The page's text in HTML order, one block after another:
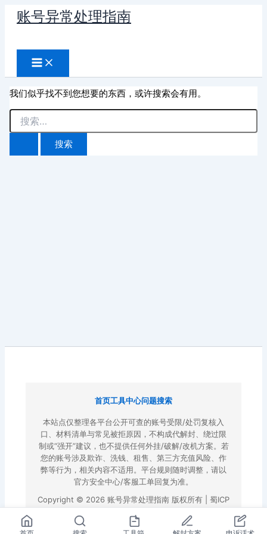
账号异常处理指南
索
我们似乎找不到您想要的东西，或许搜索会有用。
搜
索：
首页工具中心问题搜索
本站点仅整理各平台公开可查的账号受限/处罚复核入
口、材料清单与常见被拒原因，不构成代解封、绕过限
制或“强开”建议，也不提供任何外挂/破解/改机方案。若
您的账号涉及欺诈、洗钱、租售、第三方充值风险、作
弊等行为，相关内容不适用。平台规则随时调整，请以
官方安全中心/客服工单回复为准。
Copyright © 2026 账号异常处理指南 版权所有 | 蜀ICP